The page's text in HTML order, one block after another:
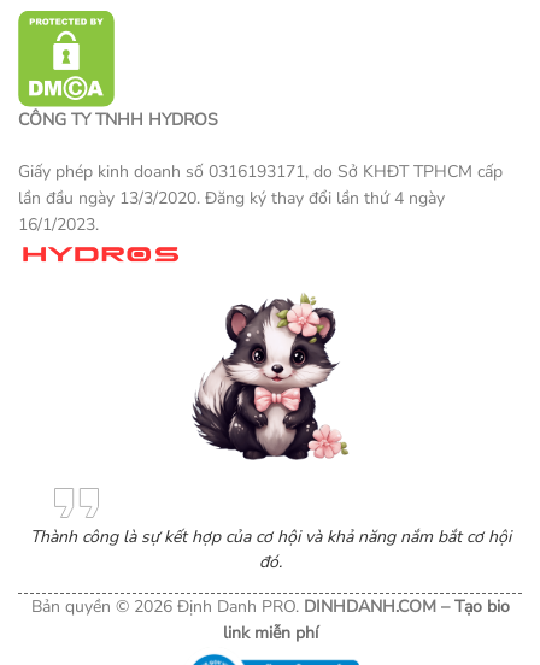
CÔNG TY TNHH HYDROS
Giấy phép kinh doanh số 0316193171, do Sở KHĐT TPHCM cấp
lần đầu ngày 13/3/2020. Đăng ký thay đổi lần thứ 4 ngày
16/1/2023.
Thành công là sự kết hợp của cơ hội và khả năng nắm bắt cơ hội
đó.
Bản quyền © 2026 Định Danh PRO. DINHDANH.COM –Tạo bio
link miễn phí